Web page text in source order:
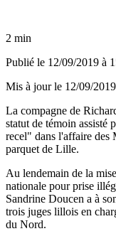
2 min
Publié le 12/09/2019 à
Mis à jour le 12/09/
La compagne de
statut de témoin assisté
recel" dans l'affaire des
parquet de Lille.
Au lendemain de la
nationale pour prise
Sandrine Doucen a à
trois juges lillois en
du Nord.